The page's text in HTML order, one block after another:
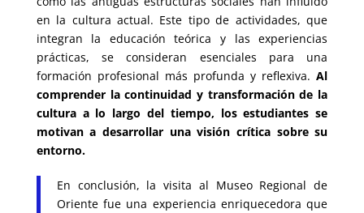
en la cultura actual. Este tipo de actividades, que
integran la educación teórica y las experiencias
prácticas, se consideran esenciales para una
formación profesional más profunda y reflexiva.Al
comprender la continuidad y transformación de la
cultura a lo largo del tiempo, los estudiantes se
motivan a desarrollar una visión crítica sobre su
entorno.
En conclusión, la visita al Museo Regional de
Oriente fue una experiencia enriquecedora que